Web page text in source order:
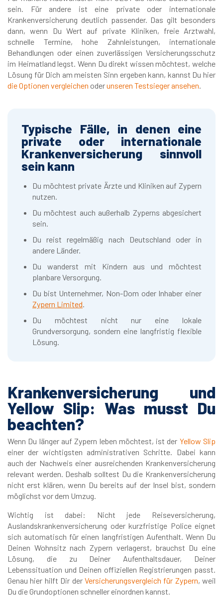
sein. Für andere ist eine private oder internationale
Krankenversicherung deutlich passender. Das gilt besonders
dann, wenn Du Wert auf private Kliniken, freie Arztwahl,
schnelle Termine, hohe Zahnleistungen, internationale
Behandlungen oder einen zuverlässigen Versicherungsschutz
im Heimatland legst. Wenn Du direkt wissen möchtest, welche
Lösung für Dich am meisten Sinn ergeben kann, kannst Du hier
die Optionen vergleichen oderunseren Testsieger ansehen.
Typische Fälle, in denen eine
private oder internationale
Krankenversicherung sinnvoll
sein kann
Du möchtest private Ärzte und Kliniken auf Zypern
nutzen.
Du möchtest auch außerhalb Zyperns abgesichert
sein.
Du reist regelmäßig nach Deutschland oder in
andere Länder.
Du wanderst mit Kindern aus und möchtest
planbare Versorgung.
Du bist Unternehmer, Non-Dom oder Inhaber einer
Zypern Limited.
Du möchtest nicht nur eine lokale
Grundversorgung, sondern eine langfristig flexible
Lösung.
Krankenversicherung und
Yellow Slip: Was musst Du
beachten?
Wenn Du länger auf Zypern leben möchtest, ist der Yellow Slip
einer der wichtigsten administrativen Schritte. Dabei kann
auch der Nachweis einer ausreichenden Krankenversicherung
relevant werden. Deshalb solltest Du die Krankenversicherung
nicht erst klären, wenn Du bereits auf der Insel bist, sondern
möglichst vor dem Umzug.
Wichtig ist dabei: Nicht jede Reiseversicherung,
Auslandskrankenversicherung oder kurzfristige Police eignet
sich automatisch für einen langfristigen Aufenthalt. Wenn Du
Deinen Wohnsitz nach Zypern verlagerst, brauchst Du eine
Lösung, die zu Deiner Aufenthaltsdauer, Deiner
Lebenssituation und Deinen offiziellen Registrierungen passt.
Genau hier hilft Dir der Versicherungsvergleich für Zypern, weil
Du die Grundoptionen schneller einordnen kannst.